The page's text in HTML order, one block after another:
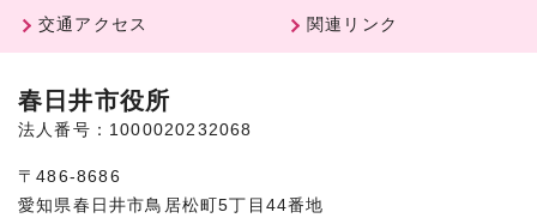
交通アクセス
関連リンク
春日井市役所
法人番号：1000020232068
〒486-8686
愛知県春日井市鳥居松町5丁目44番地